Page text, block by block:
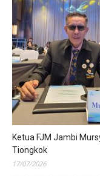
Ketua FJM Jambi
Tiongkok
17/07/2026